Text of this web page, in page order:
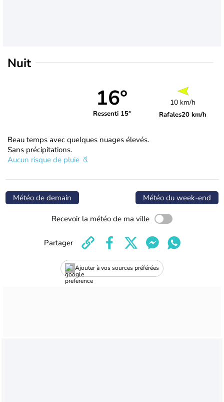
Nuit
16°
Ressenti 15°
10 km/h
Rafales20 km/h
Beau temps avec quelques nuages élevés.
Sans précipitations.
Aucun risque de pluie
Météo de demain Météo du week-end
Recevoir la météo de ma ville
Ajouter à vos sources préférées
Partager